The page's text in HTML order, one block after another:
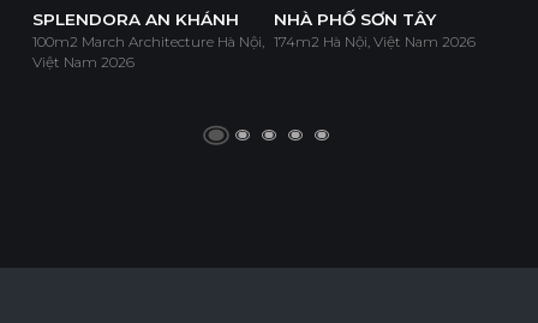
SPLENDORA AN KHÁNH
100m2 March Architecture Hà Nội,
Việt Nam 2026
NHÀ PHỐ SƠN TÂY
174m2 Hà Nội, Việt Nam 2026